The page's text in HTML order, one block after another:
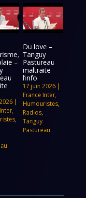
–
|
,
,
Du love –
Tanguy
Pastureau
maltraite
l’info
17 juin 2026 |
France Inter,
Humouristes,
Radios,
Tanguy
Pastureau